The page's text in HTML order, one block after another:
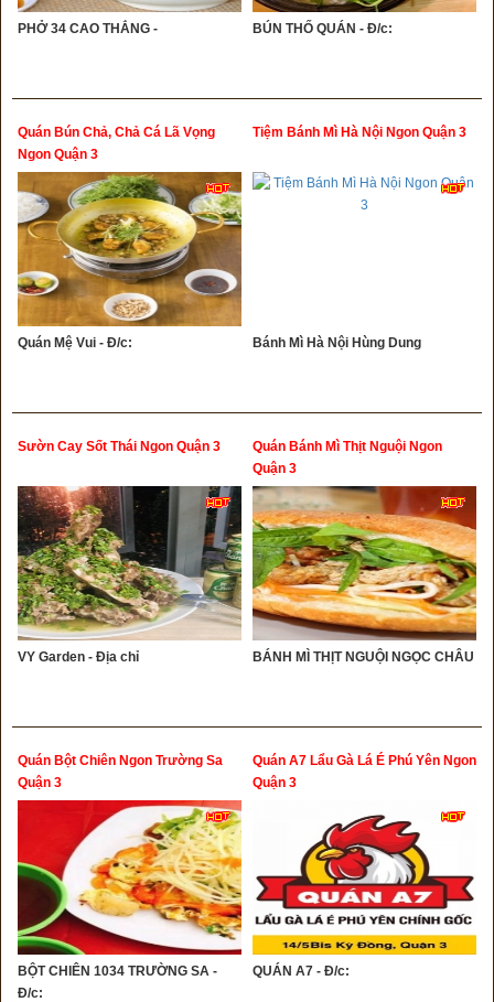
PHỞ 34 CAO THẮNG - BÚN THỐ QUÁN - Đ/c:
Quán Bún Chả, Chả Cá Lã Vọng
Ngon Quận 3
Quán Mệ Vui - Đ/c:
Tiệm Bánh Mì Hà Nội Ngon Quận 3
Bánh Mì Hà Nội Hùng Dung
Sườn Cay Sốt Thái Ngon Quận 3
VY Garden - Địa chỉ
Quán Bánh Mì Thịt Nguội Ngon
Quận 3
BÁNH MÌ THỊT NGUỘI NGỌC CHÂU
Quán Bột Chiên Ngon Trường Sa
Quận 3
BỘT CHIÊN 1034 TRƯỜNG SA -
Đ/c:
Quán A7 Lẩu Gà Lá É Phú Yên Ngon
Quận 3
QUÁN A7 - Đ/c: